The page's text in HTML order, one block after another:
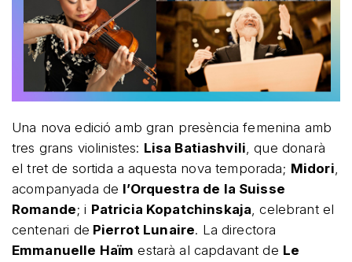
Una nova edició amb gran presència femenina amb
tres grans violinistes: Lisa Batiashvili, que donarà
el tret de sortida a aquesta nova temporada; Midori,
acompanyada de l’Orquestra de la Suisse
Romande; i Patricia Kopatchinskaja, celebrant el
centenari de Pierrot Lunaire. La directora
Emmanuelle Haïm estarà al capdavant de Le